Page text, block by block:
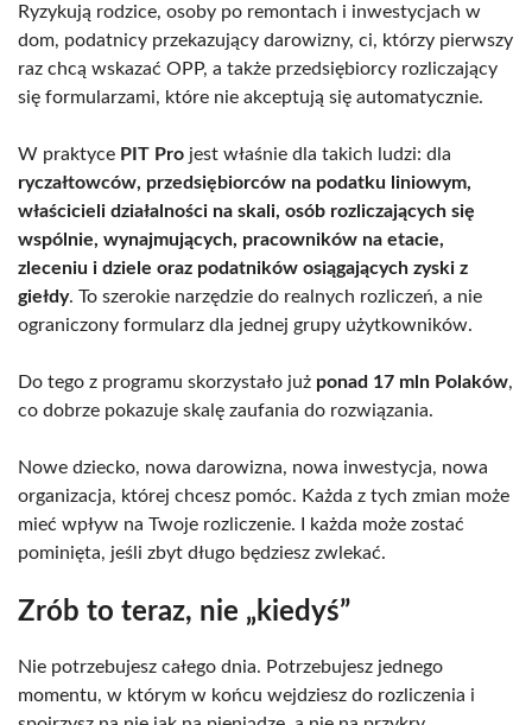
Ryzykują rodzice, osoby po remontach i inwestycjach w
dom, podatnicy przekazujący darowizny, ci, którzy pierwszy
raz chcą wskazać OPP, a także przedsiębiorcy rozliczający
się formularzami, które nie akceptują się automatycznie.
W praktyce PIT Pro jest właśnie dla takich ludzi: dla
ryczałtowców, przedsiębiorców na podatku liniowym,
właścicieli działalności na skali, osób rozliczających się
wspólnie, wynajmujących, pracowników na etacie,
zleceniu i dziele oraz podatników osiągających zyski z
giełdy. To szerokie narzędzie do realnych rozliczeń, a nie
ograniczony formularz dla jednej grupy użytkowników.
Do tego z programu skorzystało już ponad 17 mln Polaków,
co dobrze pokazuje skalę zaufania do rozwiązania.
Nowe dziecko, nowa darowizna, nowa inwestycja, nowa
organizacja, której chcesz pomóc. Każda z tych zmian może
mieć wpływ na Twoje rozliczenie. I każda może zostać
pominięta, jeśli zbyt długo będziesz zwlekać.
Zrób to teraz, nie „kiedyś”
Nie potrzebujesz całego dnia. Potrzebujesz jednego
momentu, w którym w końcu wejdziesz do rozliczenia i